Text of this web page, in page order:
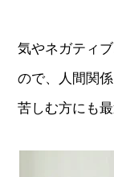
気やネガティ
ので、人間関
苦しむ方にも最